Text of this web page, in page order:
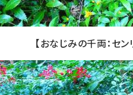
【おなじみの千両：セ